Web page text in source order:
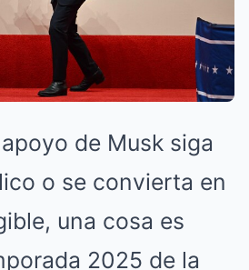
de Musk siga
o se convierta en
una cosa es
2025 de la